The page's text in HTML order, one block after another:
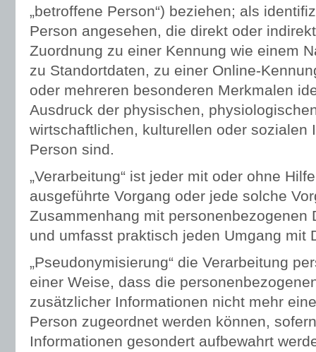
„betroffene Person“) beziehen; als
Person angesehen, die direkt oder
Zuordnung zu einer Kennung wie einem
zu Standortdaten, zu einer Online-
oder mehreren besonderen Merkmalen
Ausdruck der physischen,
wirtschaftlichen, kulturellen oder sozialen
Person sind.
„Verarbeitung“ ist jeder mit oder ohne
ausgeführte Vorgang oder jede solche
Zusammenhang mit personenbezogenen
und umfasst praktisch jeden Umgang mit
„Pseudonymisierung“ die Verarbeitung
einer Weise, dass die
zusätzlicher Informationen nicht mehr
Person zugeordnet werden können,
Informationen gesondert aufbewahrt